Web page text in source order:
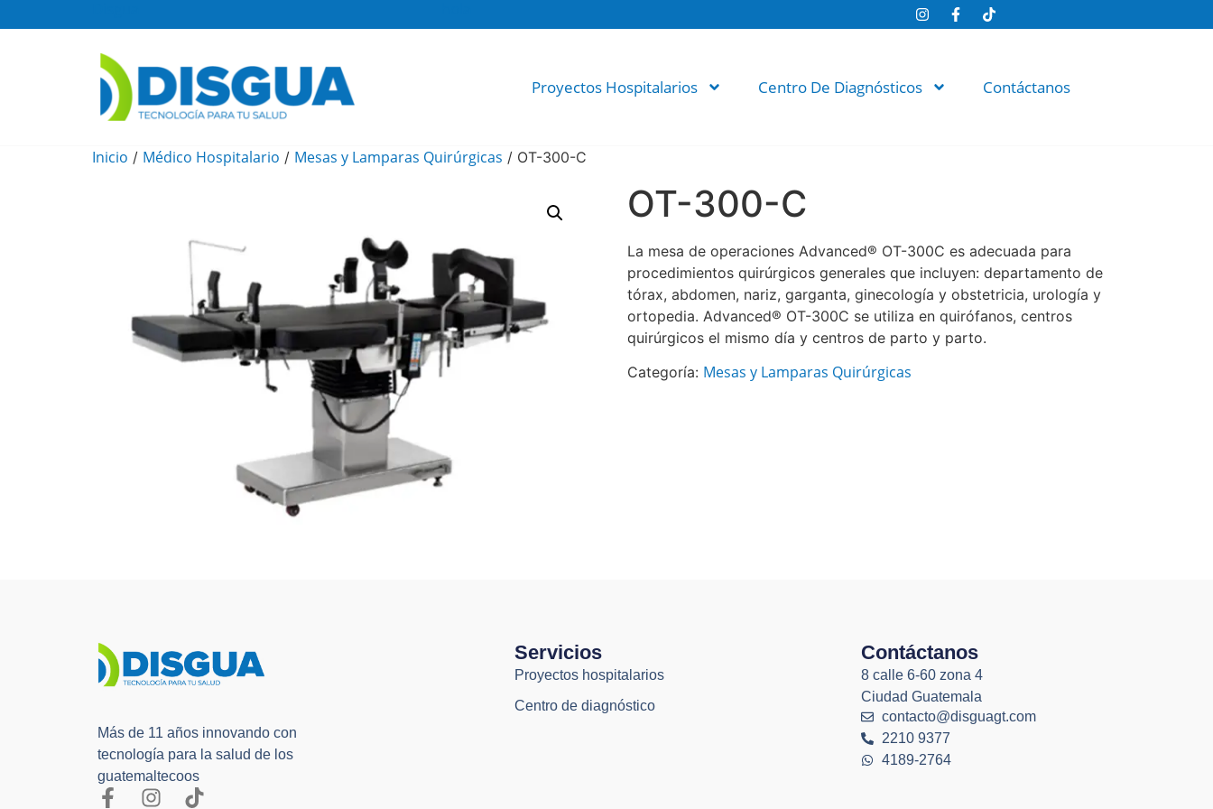
Proyectos Hospitalarios Centro De Diagnósticos Contáctanos
Inicio / Médico Hospitalario / Mesas y Lamparas Quirúrgicas / OT-300-C
OT-300-C
La mesa de operaciones Advanced® OT-300C es adecuada para
procedimientos quirúrgicos generales que incluyen: departamento de
tórax, abdomen, nariz, garganta, ginecología y obstetricia, urología y
ortopedia. Advanced® OT-300C se utiliza en quirófanos, centros
quirúrgicos el mismo día y centros de parto y parto.
Categoría: Mesas y Lamparas Quirúrgicas
Más de 11 años innovando con
tecnología para la salud de los
guatemaltecoos
Servicios
Proyectos hospitalarios
Centro de diagnóstico
Contáctanos
8 calle 6-60 zona 4
Ciudad Guatemala
contacto@disguagt.com
2210 9377
4189-2764